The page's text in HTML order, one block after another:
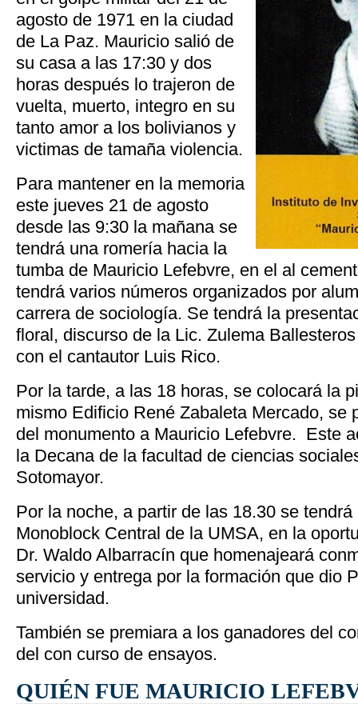
agosto de 1971 en la ciudad
de La Paz. Mauricio salió de
su casa a las 17:30 y dos
horas después lo trajeron de
vuelta, muerto, integro en su
tanto amor a los bolivianos y
victimas de tamaña violencia.
Para mantener en la memoria
este jueves 21 de agosto
desde las 9:30 la mañana se
tendrá una romería hacia la
tumba de Mauricio Lefebvre, en el al
tendrá varios números organizados por
carrera de sociología. Se tendrá la
floral, discurso de la Lic. Zulema
con el cantautor Luis Rico.
Por la tarde, a las 18 horas, se colocará la
mismo Edificio René Zabaleta Mercado, se
del monumento a Mauricio Lefebvre. Este
la Decana de la facultad de ciencias
Sotomayor.
Por la noche, a partir de las 18.30 se
Monoblock Central de la UMSA, en la
Dr. Waldo Albarracín que homenajeará
servicio y entrega por la formación que dio
universidad.
También se premiara a los ganadores del
del con curso de ensayos.
QUIÉN FUE MAURICIO